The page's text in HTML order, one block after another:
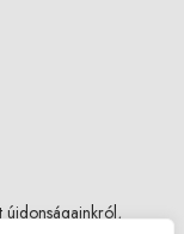
újdonságainkról,